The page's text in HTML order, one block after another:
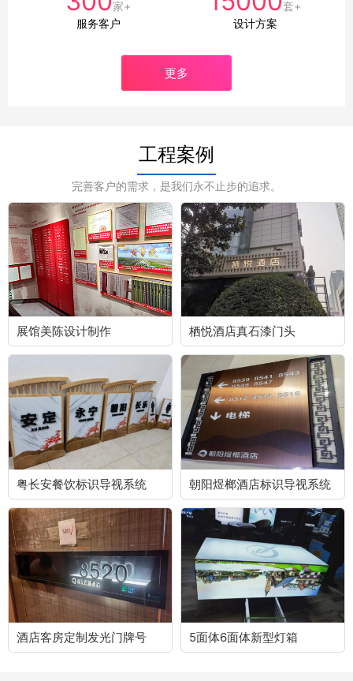
家+
服务客户
套+
设计方案
更多
工程案例
完善客户的需求，是我们永不止步的追求。
展馆美陈设计制作 栖悦酒店真石漆门头
粤长安餐饮标识导视系统 朝阳煜榔酒店标识导视系统
酒店客房定制发光门牌号 5面体6面体新型灯箱